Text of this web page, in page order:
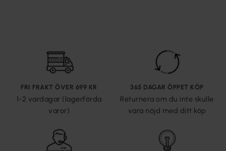
FRI FRAKT ÖVER 699 KR
1-2 vardagar (lagerförda
varor)
365 DAGAR ÖPPET KÖP
Returnera om du inte skulle
vara nöjd med ditt köp